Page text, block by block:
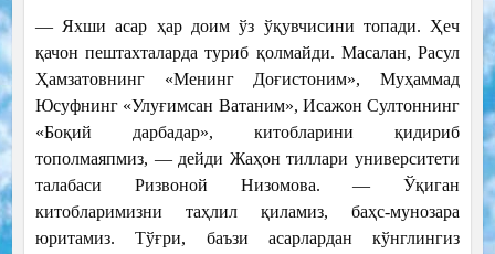
— Яхши асар ҳар доим ўз ўқувчисини топади. Ҳеч
қачон пештахталарда туриб қолмайди. Масалан, Расул
Ҳамзатовнинг «Менинг Доғистоним», Муҳаммад
Юсуфнинг «Улуғимсан Ватаним», Исажон Султоннинг
«Боқий дарбадар», китобларини қидириб
тополмаяпмиз, — дейди Жаҳон тиллари университети
талабаси Ризвоной Низомова. — Ўқиган
китобларимизни таҳлил қиламиз, баҳс-мунозара
юритамиз. Тўғри, баъзи асарлардан кўнглингиз